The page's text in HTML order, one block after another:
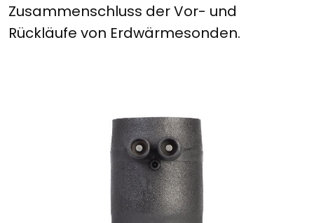
Zusammenschluss der Vor- und
Rückläufe von Erdwärmesonden.